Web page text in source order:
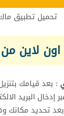
تحميل تطبيق ماك
لاين
: بعد قيامك
البريد
تحديد مكانك